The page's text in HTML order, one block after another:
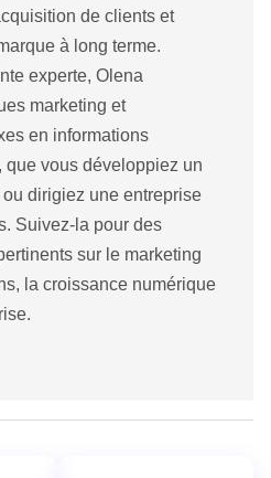
de clients et
à long terme.
experte, Olena
marketing et
en informations
que vous développiez un
dirigiez une entreprise
Suivez-la pour des
sur le marketing
la croissance numérique